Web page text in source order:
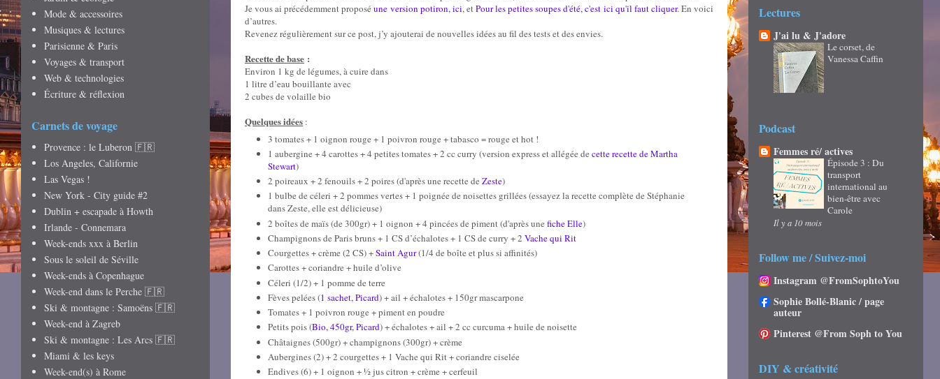
Je vous ai précédemment proposéune version potiron, ici, etPour les petites soupes d'été, c'est ici qu'il faut cliquer. En voici
d’autres.
Revenez régulièrement sur ce post, j’y ajouterai de nouvelles idées au fil des tests et des envies.
Recette de base :
Environ 1 kg de légumes, à cuire dans
1 litre d’eau bouillante avec
2 cubes de volaille bio
Quelques idées :
3 tomates + 1 oignon rouge + 1 poivron rouge + tabasco = rouge et hot !
1 aubergine + 4 carottes + 4 petites tomates + 2 cc curry (version express et allégée de cette recette de Martha
Stewart)
2 poireaux + 2 fenouils + 2 poires (d'après une recette de Zeste)
1 bulbe de céleri + 2 pommes vertes + 1 poignée de noisettes grillées (essayez la recette complète de Stéphanie
dans Zeste, elle est délicieuse)
2 boîtes de maïs (de 300gr) + 1 oignon + 4 pincées de piment (d'après une fiche Elle)
Champignons de Paris bruns + 1 CS d’échalotes + 1 CS de curry + 2 Vache qui Rit
Courgettes + crème (2 CS) +Saint Agur(1/4 de boîte et plus si affinités)
Carottes + coriandre + huile d’olive
Céleri (1/2) + 1 pomme de terre
Fèves pelées (1 sachet, Picard) + ail + échalotes + 150gr mascarpone
Tomates + 1 poivron rouge + piment en poudre
Petits pois (Bio, 450gr, Picard) + échalotes + ail + 2 cc curcuma + huile de noisette
Châtaignes (500gr) + champignons (300gr) + crème
Aubergines (2) + 2 courgettes + 1 Vache qui Rit + coriandre ciselée
Endives (6) + 1 oignon + ½ jus citron + crème + cerfeuil
Mode & accessoires
Musiques & lectures
Parisienne & Paris
Voyages & transport
Web & technologies
Écriture & réflexion
Carnets de voyage
Provence : le Luberon 🇫🇷
Los Angeles, Californie
Las Vegas !
New York - City guide #2
Dublin + escapade à Howth
Irlande - Connemara
Week-ends xxx à Berlin
Sous le soleil de Séville
Week-ends à Copenhague
Week-end dans le Perche 🇫🇷
Ski & montagne : Samoëns 🇫🇷
Week-end à Zagreb
Ski & montagne : Les Arcs 🇫🇷
Miami & les keys
Week-end(s) à Rome
Lectures
J'ai lu & J'adore
Le corset, de
Vanessa Caffin
Podcast
Femmes ré/ actives
Épisode 3 : Du
transport
international au
bien-être avec
Carole
Il y a 10 mois
Follow me / Suivez-moi
Instagram @FromSophtoYou
Sophie Bollé-Blanic / page
auteur
Pinterest @From Soph to You
DIY & créativité